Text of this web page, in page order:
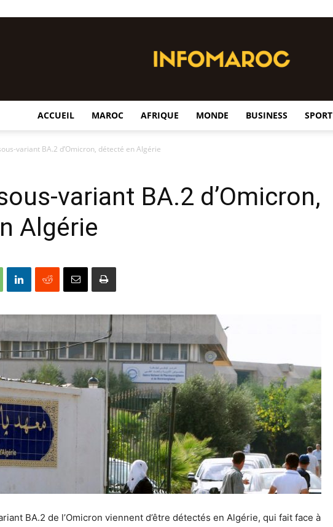
ACCUEIL MAROC AFRIQUE MONDE BUSINESS SPORT
variant BA.2 d’Omicron, détecté en Algérie
variant BA.2 d’Omicron,
Algérie
BA.2 de l’Omicron viennent d’être détectés en Algérie, qui fait face à